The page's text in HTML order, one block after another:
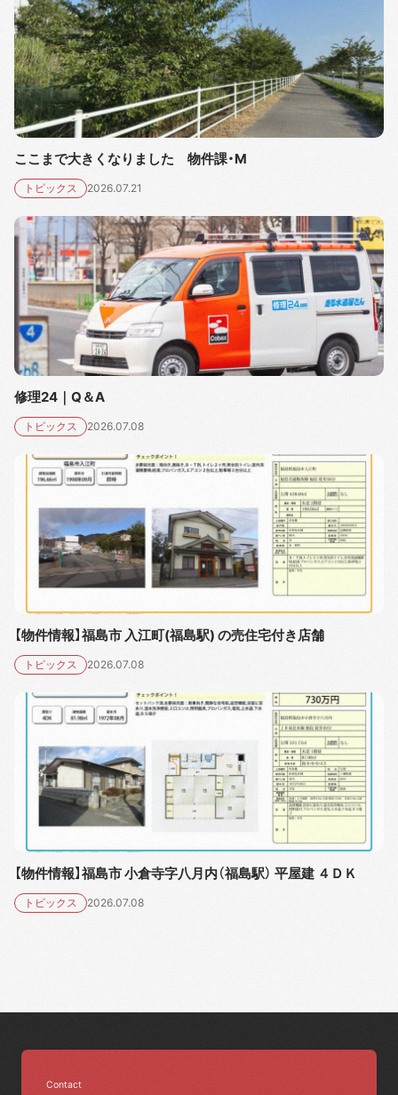
ここまで大きくなりました 物件課・M
トピックス 2026.07.21
修理24｜Q＆A
トピックス 2026.07.08
【物件情報】福島市 入江町(福島駅) の売住宅付き店舗
トピックス 2026.07.08
【物件情報】福島市 小倉寺字八月内（福島駅） 平屋建 ４ＤＫ
トピックス 2026.07.08
Contact